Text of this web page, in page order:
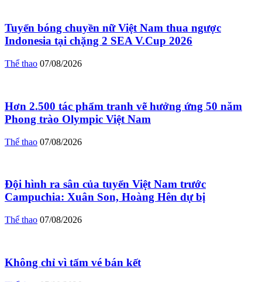
Tuyển bóng chuyền nữ Việt Nam thua ngược
Indonesia tại chặng 2 SEA V.Cup 2026
Thể thao 07/08/2026
Hơn 2.500 tác phẩm tranh vẽ hưởng ứng 50 năm
Phong trào Olympic Việt Nam
Thể thao 07/08/2026
Đội hình ra sân của tuyển Việt Nam trước
Campuchia: Xuân Son, Hoàng Hên dự bị
Thể thao 07/08/2026
Không chỉ vì tấm vé bán kết